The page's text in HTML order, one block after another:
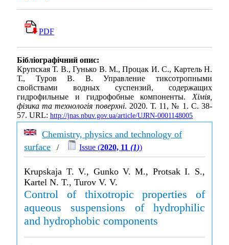
PDF
Бібліографічний опис:
Крупская Т. В., Гунько В. М., Процак И. С., Картель Н.
Т., Туров В. В. Управление тиксотропными
свойствами водных суспензий, содержащих
гидрофильные и гидрофобные компоненты.Хімія,
фізика та технологія поверхні. 2020. Т. 11, № 1. С. 38-
57. URL: http://jnas.nbuv.gov.ua/article/UJRN-0001148005
Chemistry, physics and technology of
surface / Issue (2020, 11(1))
Krupskaja T. V., Gunko V. M., Protsak I. S.,
Kartel N. T., Turov V. V.
Control of thixotropic properties of
aqueous suspensions of hydrophilic
and hydrophobic components